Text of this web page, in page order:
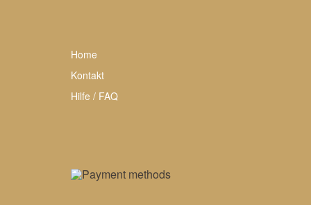
Home
Kontakt
Hilfe / FAQ